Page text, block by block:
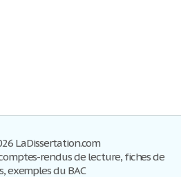
LaDissertation.com
rendus de lecture, fiches de
exemples du BAC